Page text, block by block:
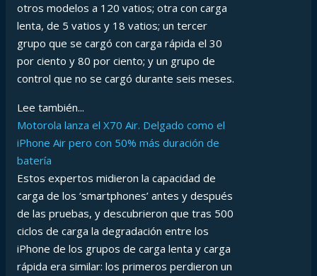
otros modelos a 120 vatios; otra con carga
lenta, de 5 vatios y 18 vatios; un tercer
grupo que se cargó con carga rápida el 30
por ciento y 80 por ciento; y un grupo de
control que no se cargó durante seis meses.
Lee también...
Motorola lanza el X70 Air. Delgado como el
iPhone Air pero con 50% más duración de
batería
Estos expertos midieron la capacidad de
carga de los ‘smartphones’ antes y después
de las pruebas, y descubrieron que tras 500
ciclos de carga la degradación entre los
iPhone de los grupos de carga lenta y carga
rápida era similar: los primeros perdieron un